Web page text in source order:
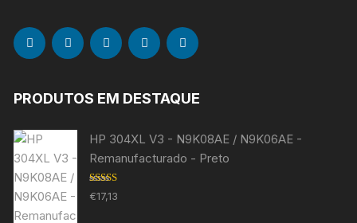
PRODUTOS EM DESTAQUE
HP 304XL V3 - N9K08AE / N9K06AE -
Remanufacturado - Preto
Avaliação
5.00 de 5
€17,13